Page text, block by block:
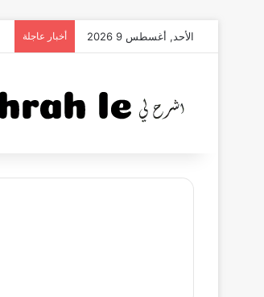
الأحد, أغسطس 9 2026 أخبار عاجلة